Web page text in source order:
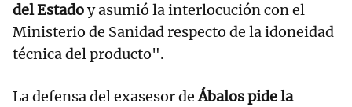
del Estadoy asumió la interlocución con el
Ministerio de Sanidad respecto de la idoneidad
técnica del producto".
La defensa del exasesor deÁbalos pide la